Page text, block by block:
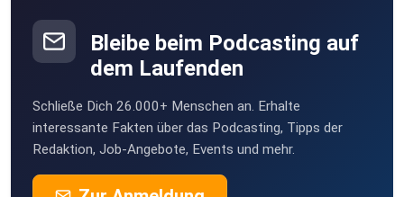
Bleibe beim Podcasting auf
dem Laufenden
Schließe Dich 26.000+ Menschen an. Erhalte
interessante Fakten über das Podcasting, Tipps der
Redaktion, Job-Angebote, Events und mehr.